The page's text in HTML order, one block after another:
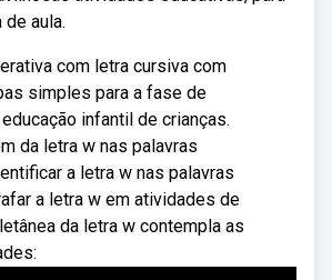
aula.
com letra cursiva com
simples para a fase de
infantil de crianças.
da letra w nas palavras
a letra w nas palavras
a letra w em atividades de
da letra w contempla as